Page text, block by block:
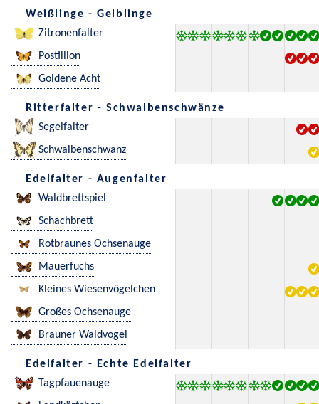
Weißlinge - Gelblinge
Zitronenfalter
Postillion
Goldene Acht
Ritterfalter - Schwalbenschwänze
Segelfalter
Schwalbenschwanz
Edelfalter - Augenfalter
Waldbrettspiel
Schachbrett
Rotbraunes Ochsenauge
Mauerfuchs
Kleines Wiesenvögelchen
Großes Ochsenauge
Brauner Waldvogel
Edelfalter - Echte Edelfalter
Tagpfauenauge